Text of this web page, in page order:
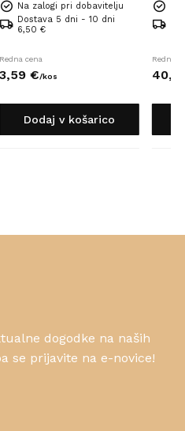
Na zalogi pri dobavitelju
Dostava 5 dni - 10 dni
6,50 €
Redna cena
3,59 €/kos
Dodaj v košarico
Redna
40,
dogodke na naših
se prijavite na e-novice!